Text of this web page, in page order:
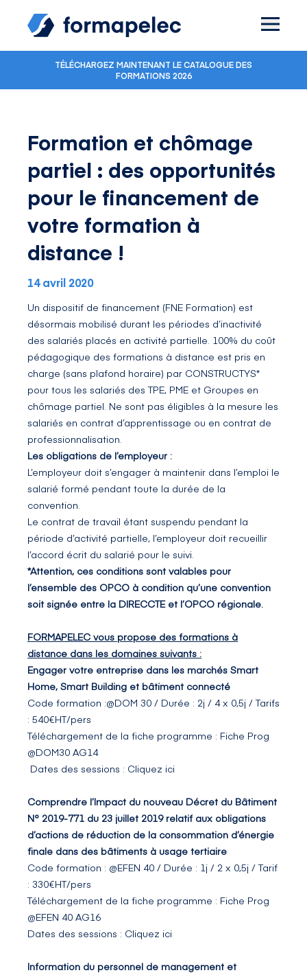
TÉLÉCHARGEZ MAINTENANT LE CATALOGUE DES
FORMATIONS 2026
Formation et chômage
partiel : des opportunités
pour le financement de
votre formation à
distance !
14 avril 2020
Un dispositif de financement (FNE Formation) est
désormais mobilisé durant les périodes d’inactivité
des salariés placés en activité partielle. 100% du coût
pédagogique des formations à distance est pris en
charge (sans plafond horaire) par CONSTRUCTYS*
pour tous les salariés des TPE, PME et Groupes en
chômage partiel. Ne sont pas éligibles à la mesure les
salariés en contrat d’apprentissage ou en contrat de
professionnalisation.
Les obligations de l’employeur :
L’employeur doit s’engager à maintenir dans l’emploi le
salarié formé pendant toute la durée de la
convention.
Le contrat de travail étant suspendu pendant la
période d’activité partielle, l’employeur doit recueillir
l’accord écrit du salarié pour le suivi.
*Attention, ces conditions sont valables pour
l’ensemble des OPCO à condition qu’une convention
soit signée entre la DIRECCTE et l’OPCO régionale.
FORMAPELEC vous propose des formations à
distance dans les domaines suivants :
Engager votre entreprise dans les marchés Smart
Home, Smart Building et bâtiment connecté
Code formation :@DOM 30 / Durée : 2j / 4 x 0,5j / Tarifs
: 540€HT/pers
Téléchargement de la fiche programme : Fiche Prog
@DOM30 AG14
Dates des sessions : Cliquez ici
Comprendre l’Impact du nouveau Décret du Bâtiment
N° 2019-771 du 23 juillet 2019 relatif aux obligations
d’actions de réduction de la consommation d’énergie
finale dans des bâtiments à usage tertiaire
Code formation : @EFEN 40 / Durée : 1j / 2 x 0,5j / Tarif
: 330€HT/pers
Téléchargement de la fiche programme : Fiche Prog
@EFEN 40 AG16
Dates des sessions : Cliquez ici
Information du personnel de management et